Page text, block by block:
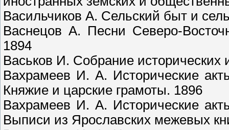
Васильчиков А. Сельский быт и
Васнецов А. Песни Северо-
1894
Васьков И. Собрание
Вахрамеев И. А. Исторические
Княжие и царские грамоты. 1896
Вахрамеев И. А. Исторические
Выписи из Ярославских межевых